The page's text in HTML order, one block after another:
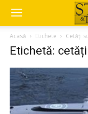
Acasă Etichete Cetăți
Etichetă: